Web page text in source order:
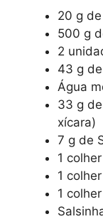
20 g
500 g
2
43 g
Água
33 g
xícara)
7 g de
1
1
1